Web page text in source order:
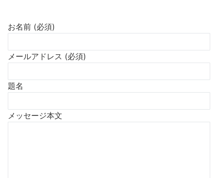
お名前 (必須)
メールアドレス (必須)
題名
メッセージ本文